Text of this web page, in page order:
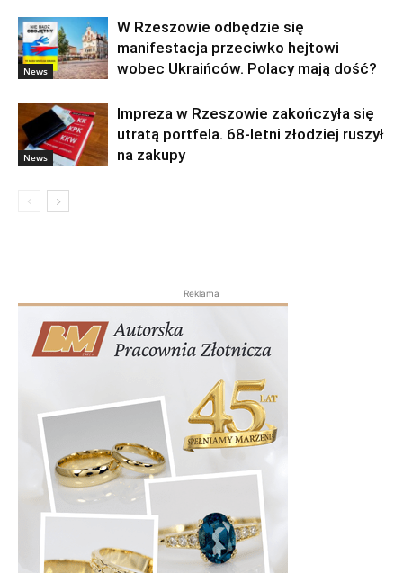
News
W Rzeszowie odbędzie się
manifestacja przeciwko hejtowi
wobec Ukraińców. Polacy mają dość?
News
Impreza w Rzeszowie zakończyła się
utratą portfela. 68-letni złodziej ruszył
na zakupy
Reklama